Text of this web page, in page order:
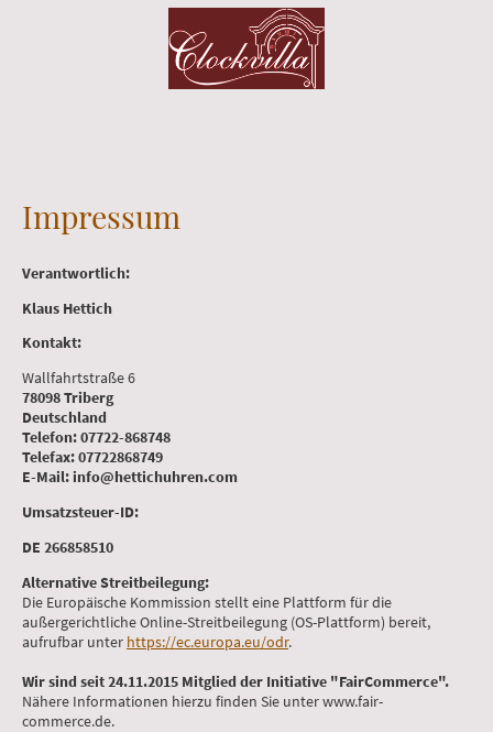
Impressum
Verantwortlich:
Klaus Hettich
Kontakt:
Wallfahrtstraße 6
78098 Triberg
Deutschland
Telefon: 07722-868748
Telefax: 07722868749
E-Mail: info@hettichuhren.com
Umsatzsteuer-ID:
DE 266858510
Alternative Streitbeilegung:
Die Europäische Kommission stellt eine Plattform für die
außergerichtliche Online-Streitbeilegung (OS-Plattform) bereit,
aufrufbar unter https://ec.europa.eu/odr.
Wir sind seit 24.11.2015 Mitglied der Initiative "FairCommerce".
Nähere Informationen hierzu finden Sie unter www.fair-
commerce.de.